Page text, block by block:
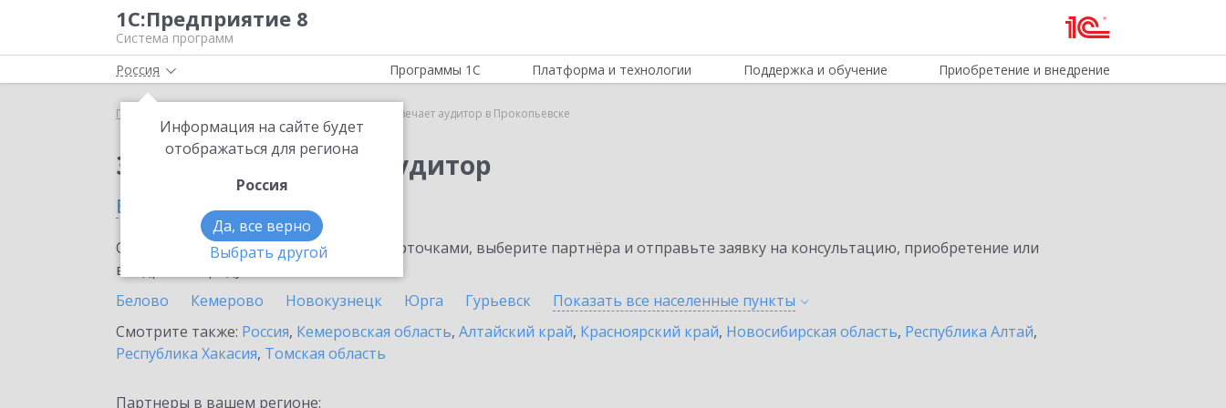
1С:Предприятие 8
Система программ
Россия
Информация на сайте будет
отображаться для региона
Россия
Да, все верно
Выбрать другой
Программы 1С Платформа и технологии Поддержка и обучение Приобретение и внедрение
Главная Отвечает аудитор в Прокопьевске
Заказать Отвечает аудитор
в Прокопьевске
Ознакомьтесь с информационными карточками, выберите партнёра и отправьте заявку на консультацию, приобретение или
внедрение продукта.
Белово
Кемерово Новокузнецк Юрга Гурьевск Показать все населенные пункты
Смотрите также: Россия, Кемеровская область, Алтайский край, Красноярский край, Новосибирская область, Республика Алтай,
Республика Хакасия, Томская область
Партнеры в вашем регионе: